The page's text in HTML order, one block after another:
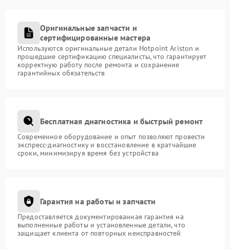
Оригинальные запчасти и
сертифицированные мастера
Используются оригинальные детали Hotpoint Ariston и
прошедшие сертификацию специалисты, что гарантирует
корректную работу после ремонта и сохранение
гарантийных обязательств
Бесплатная диагностика и быстрый ремонт
Современное оборудование и опыт позволяют провести
экспресс-диагностику и восстановление в кратчайшие
сроки, минимизируя время без устройства
Гарантия на работы и запчасти
Предоставляется документированная гарантия на
выполненные работы и установленные детали, что
защищает клиента от повторных неисправностей